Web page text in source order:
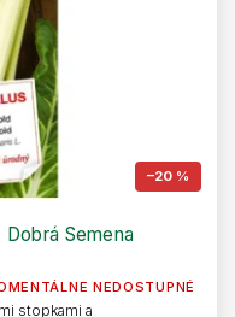
–20 %
Semena
NEDOSTUPNÉ
stopkami a